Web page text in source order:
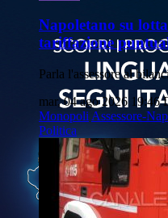
Napoletano su
tariffazione
Parla l'assessore al
mar, 04 ago 2026 19:46
Monopoli Assessore-
Politica